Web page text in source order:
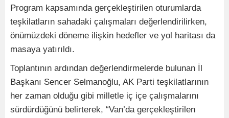
Program kapsamında gerçekleştirilen oturumlarda
teşkilatların sahadaki çalışmaları değerlendirilirken,
önümüzdeki döneme ilişkin hedefler ve yol haritası da
masaya yatırıldı.
Toplantının ardından değerlendirmelerde bulunan İl
Başkanı Sencer Selmanoğlu, AK Parti teşkilatlarının
her zaman olduğu gibi milletle iç içe çalışmalarını
sürdürdüğünü belirterek, “Van’da gerçekleştirilen